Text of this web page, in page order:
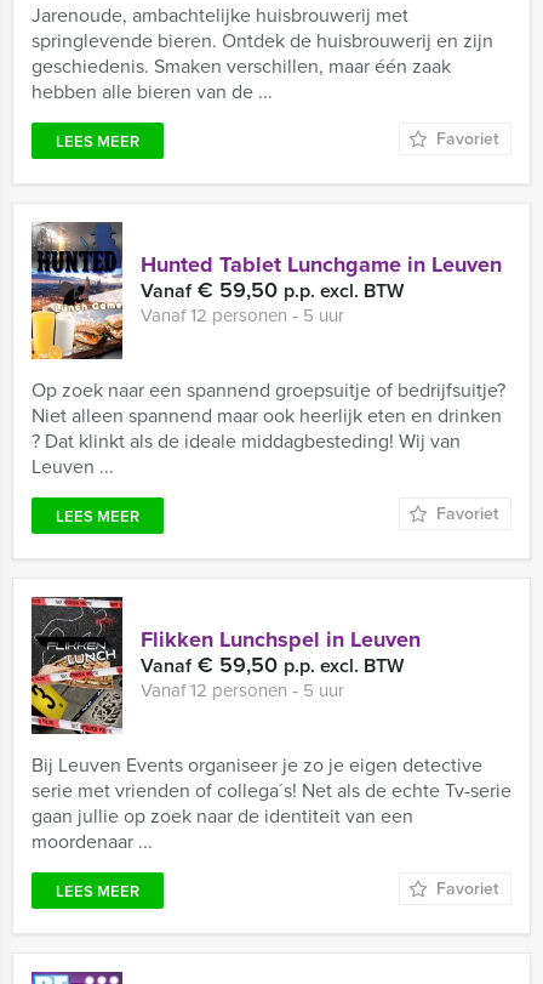
Jarenoude, ambachtelijke huisbrouwerij met
springlevende bieren. Ontdek de huisbrouwerij en zijn
geschiedenis. Smaken verschillen, maar één zaak
hebben alle bieren van de ...
LEES MEER Favoriet
Hunted Tablet Lunchgame in Leuven
Vanaf€ 59,50 p.p. excl. BTW
Vanaf 12 personen ‐ 5 uur
Op zoek naar een spannend groepsuitje of bedrijfsuitje?
Niet alleen spannend maar ook heerlijk eten en drinken
? Dat klinkt als de ideale middagbesteding! Wij van
Leuven ...
LEES MEER Favoriet
Flikken Lunchspel in Leuven
Vanaf€ 59,50 p.p. excl. BTW
Vanaf 12 personen ‐ 5 uur
Bij Leuven Events organiseer je zo je eigen detective
serie met vrienden of collega´s! Net als de echte Tv-serie
gaan jullie op zoek naar de identiteit van een
moordenaar ...
LEES MEER Favoriet